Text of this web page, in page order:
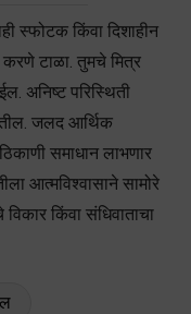
स्फोटक किंवा दिशाहीन
टाळा. तुमचे मित्र
अनिष्ट परिस्थिती
जलद आर्थिक
समाधान लाभणार
आत्मविश्वासाने सामोरे
किंवा संधिवाताचा